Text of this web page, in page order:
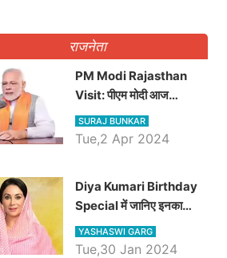
राजनेता
PM Modi Rajasthan
Visit: पीएम मोदी आज
राजस्थान में कोटपूतली में करेंगे
विशाल रैली, एक सभा से 8 सीटों
SURAJ BUNKAR
Tue,2 Apr 2024
Diya Kumari Birthday
Special में जानिए इनका
राजकुमारी से राजस्थान की
डिप्टी सीएम बनने तक का सफर,
YASHASWI GARG
Tue,30 Jan 2024